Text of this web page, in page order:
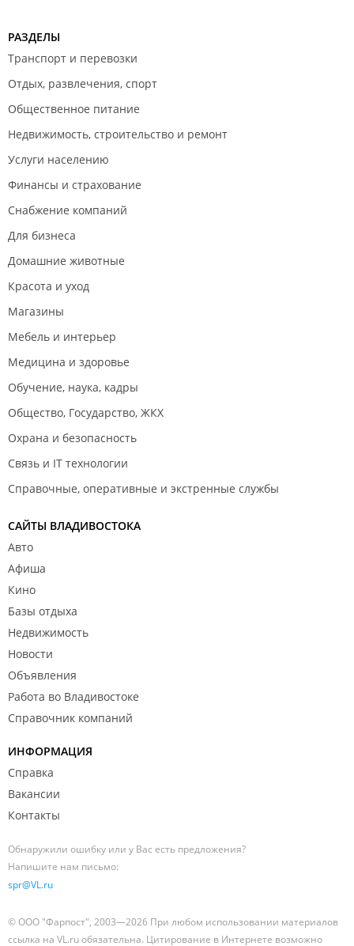
РАЗДЕЛЫ
Транспорт и перевозки
Отдых, развлечения, спорт
Общественное питание
Недвижимость, строительство и ремонт
Услуги населению
Финансы и страхование
Снабжение компаний
Для бизнеса
Домашние животные
Красота и уход
Магазины
Мебель и интерьер
Медицина и здоровье
Обучение, наука, кадры
Общество, Государство, ЖКХ
Охрана и безопасность
Связь и IT технологии
Справочные, оперативные и экстренные службы
САЙТЫ ВЛАДИВОСТОКА
Авто
Афиша
Кино
Базы отдыха
Недвижимость
Новости
Объявления
Работа во Владивостоке
Справочник компаний
ИНФОРМАЦИЯ
Справка
Вакансии
Контакты
Обнаружили ошибку или у Вас есть предложения?
Напишите нам письмо:
spr@VL.ru
© ООО "Фарпост", 2003—2026 При любом использовании материалов
ссылка на VL.ru обязательна. Цитирование в Интернете возможно